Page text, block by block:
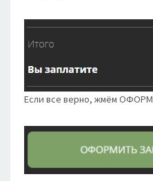
Если все верно, жмём